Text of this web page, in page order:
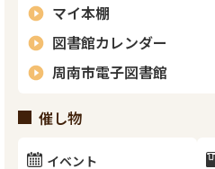
マイ本棚
図書館カレンダー
周南市電子図書館
催し物
イベント